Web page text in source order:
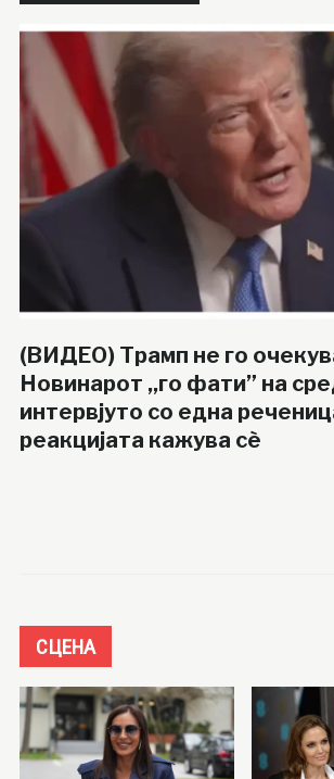
(ВИДЕО) Трамп не го
Новинарот ,,го фати” на
интервјуто со една
реакцијата кажува сè
СЦЕНА